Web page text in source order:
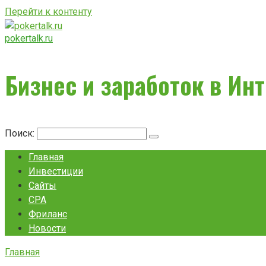
Перейти к контенту
pokertalk.ru
Бизнес и заработок в
Поиск:
Главная
Инвестиции
Сайты
CPA
Фриланс
Новости
Главная